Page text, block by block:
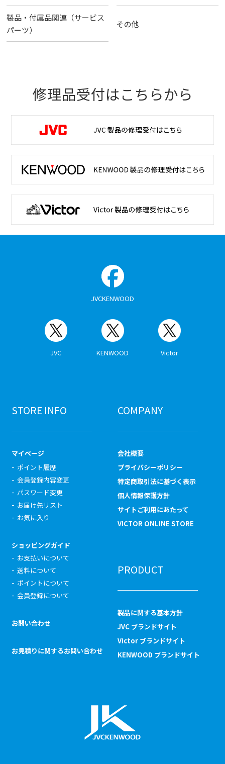
製品・付属品関連（サービス
パーツ）
その他
修理品受付はこちらから
JVCKENWOOD
JVC KENWOOD Victor
STORE INFO
マイページ
ポイント履歴
会員登録内容変更
パスワード変更
お届け先リスト
お気に入り
ショッピングガイド
お支払いについて
送料について
ポイントについて
会員登録について
お問い合わせ
お見積りに関するお問い合わせ
COMPANY
会社概要
プライバシーポリシー
特定商取引法に基づく表示
個人情報保護方針
サイトご利用にあたって
VICTOR ONLINE STORE
PRODUCT
製品に関する基本方針
JVC ブランドサイト
Victor ブランドサイト
KENWOOD ブランドサイト